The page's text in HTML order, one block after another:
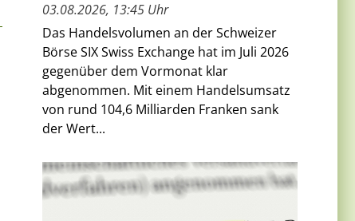
03.08.2026, 13:45 Uhr
Das Handelsvolumen an der Schweizer
Börse SIX Swiss Exchange hat im Juli 2026
gegenüber dem Vormonat klar
abgenommen. Mit einem Handelsumsatz
von rund 104,6 Milliarden Franken sank
der Wert...